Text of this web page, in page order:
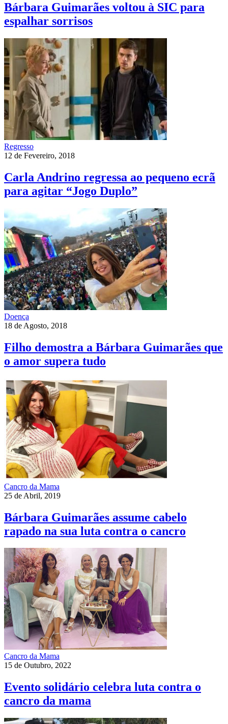
Bárbara Guimarães voltou à SIC para
espalhar sorrisos
Regresso
12 de Fevereiro, 2018
Carla Andrino regressa ao pequeno ecrã
para agitar “Jogo Duplo”
Doença
18 de Agosto, 2018
Filho demostra a Bárbara Guimarães que
o amor supera tudo
Cancro da Mama
25 de Abril, 2019
Bárbara Guimarães assume cabelo
rapado na sua luta contra o cancro
Cancro da Mama
15 de Outubro, 2022
Evento solidário celebra luta contra o
cancro da mama